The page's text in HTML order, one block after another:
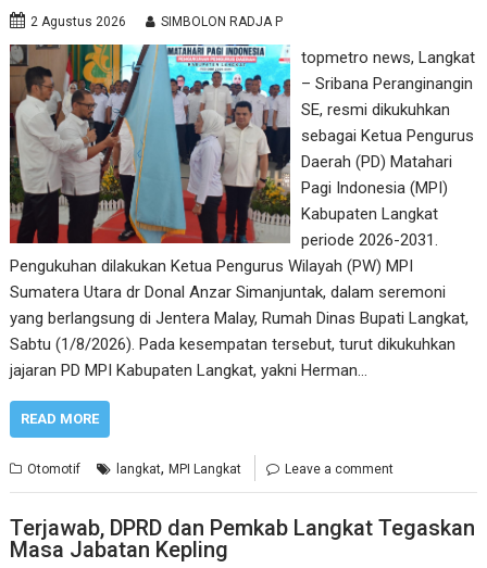
2 Agustus 2026 SIMBOLON RADJA P
topmetro news, Langkat
– Sribana Peranginangin
SE, resmi dikukuhkan
sebagai Ketua Pengurus
Daerah (PD) Matahari
Pagi Indonesia (MPI)
Kabupaten Langkat
periode 2026-2031.
Pengukuhan dilakukan Ketua Pengurus Wilayah (PW) MPI
Sumatera Utara dr Donal Anzar Simanjuntak, dalam seremoni
yang berlangsung di Jentera Malay, Rumah Dinas Bupati Langkat,
Sabtu (1/8/2026). Pada kesempatan tersebut, turut dikukuhkan
jajaran PD MPI Kabupaten Langkat, yakni Herman…
READ MORE
Otomotif langkat,MPI Langkat Leave a comment
Terjawab, DPRD dan Pemkab Langkat Tegaskan
Masa Jabatan Kepling